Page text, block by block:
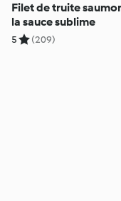
Filet de truite
la sauce sublime
5 (209)